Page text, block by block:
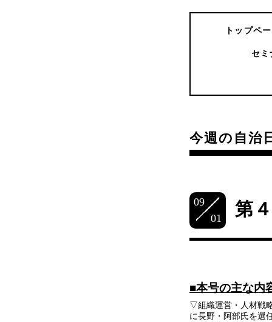
トップペ
セミ
今週の自治
09
01
第
■本号の主な内
▽組織運営・人材戦
に長野・阿部氏を選